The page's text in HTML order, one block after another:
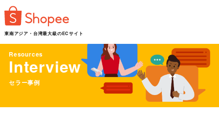
東南アジア・台湾最大級のECサイト
Resources
Interview
セラー事例